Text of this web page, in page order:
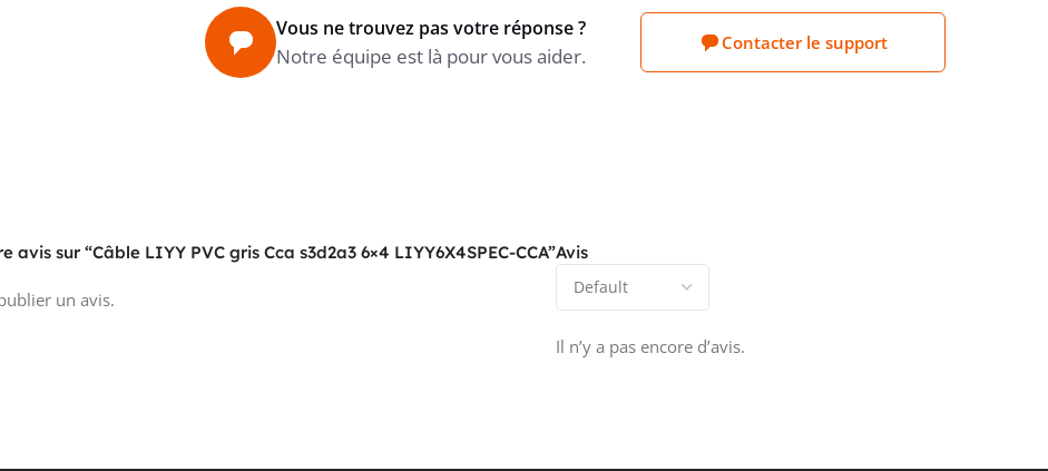
Vous ne trouvez pas votre réponse ?
Notre équipe est là pour vous aider.
Contacter le support
Avis
Il n’y a pas encore d’avis.
sur “Câble LIYY PVC gris Cca s3d2a3 6×4 LIYY6X4SPEC-CCA”
un avis.